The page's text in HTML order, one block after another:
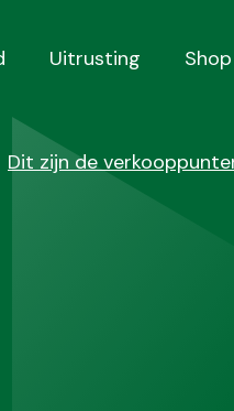
Uitrusting Shop
Dit zijn de